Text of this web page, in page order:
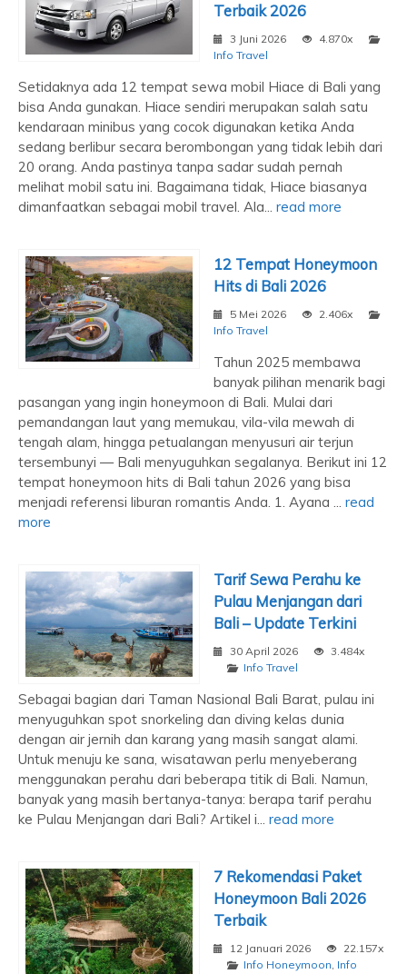
Terbaik 2026
3 Juni 2026
4.870x
Info Travel
Setidaknya ada 12 tempat sewa mobil Hiace di Bali yang
bisa Anda gunakan. Hiace sendiri merupakan salah satu
kendaraan minibus yang cocok digunakan ketika Anda
sedang berlibur secara berombongan yang tidak lebih dari
20 orang. Anda pastinya tanpa sadar sudah pernah
melihat mobil satu ini. Bagaimana tidak, Hiace biasanya
dimanfaatkan sebagai mobil travel. Ala... read more
12 Tempat Honeymoon
Hits di Bali 2026
5 Mei 2026
2.406x
Info Travel
Tahun 2025 membawa
banyak pilihan menarik bagi
pasangan yang ingin honeymoon di Bali. Mulai dari
pemandangan laut yang memukau, vila-vila mewah di
tengah alam, hingga petualangan menyusuri air terjun
tersembunyi — Bali menyuguhkan segalanya. Berikut ini 12
tempat honeymoon hits di Bali tahun 2026 yang bisa
menjadi referensi liburan romantis Anda. 1. Ayana ... read
more
Tarif Sewa Perahu ke
Pulau Menjangan dari
Bali – Update Terkini
30 April 2026
3.484x
Info Travel
Sebagai bagian dari Taman Nasional Bali Barat, pulau ini
menyuguhkan spot snorkeling dan diving kelas dunia
dengan air jernih dan karang yang masih sangat alami.
Untuk menuju ke sana, wisatawan perlu menyeberang
menggunakan perahu dari beberapa titik di Bali. Namun,
banyak yang masih bertanya-tanya: berapa tarif perahu
ke Pulau Menjangan dari Bali? Artikel i... read more
7 Rekomendasi Paket
Honeymoon Bali 2026
Terbaik
12 Januari 2026
22.157x
Info Honeymoon, Info